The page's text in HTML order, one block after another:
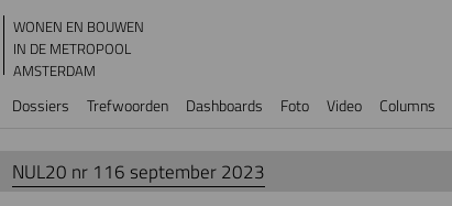
WONEN EN BOUWEN
IN DE METROPOOL
AMSTERDAM
Dossiers Trefwoorden Dashboards Foto Video Columns
NUL20 nr 116 september 2023